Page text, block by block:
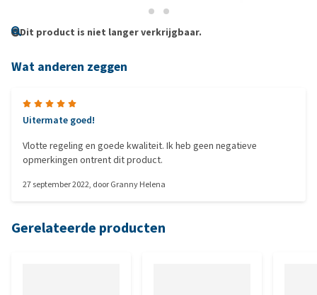
Dit product is niet langer verkrijgbaar.
Wat anderen zeggen
Uitermate goed!
Vlotte regeling en goede kwaliteit. Ik heb geen negatieve
opmerkingen ontrent dit product.
27 september 2022, doorGranny Helena
Gerelateerde producten